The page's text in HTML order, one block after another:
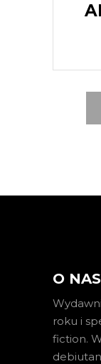
O NAS
roku i
fiction.